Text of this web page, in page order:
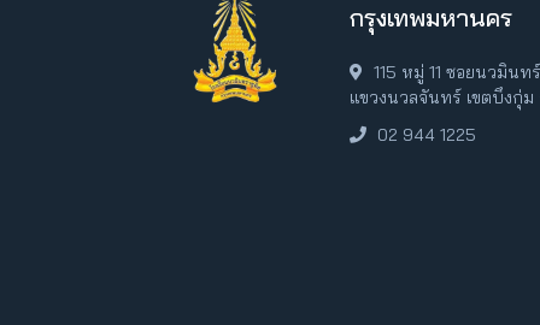
กรุงเทพมหานคร
115 หมู่ 11 ซอยนวมิน
แขวงนวลจันทร์ เขตบึงกุ่
02 944 1225